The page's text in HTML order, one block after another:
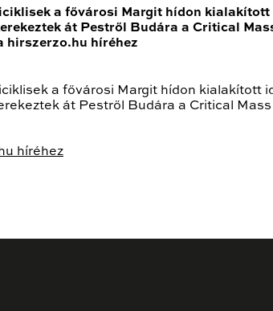
a fővárosi Margit hídon
át Pestről Budára a Critical
hirszerzo.hu híréhez
a fővárosi Margit hídon
át Pestről Budára a Critical
híréhez